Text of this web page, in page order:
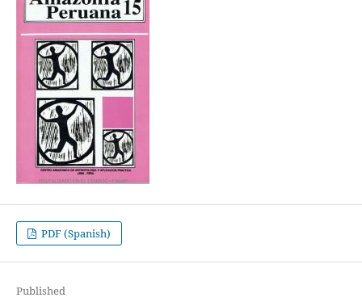
PDF (Spanish)
Published